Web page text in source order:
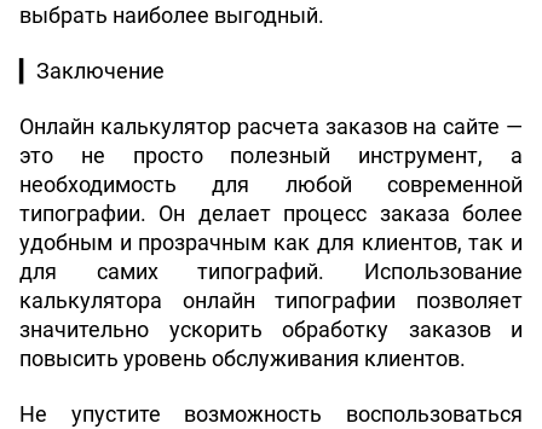
выбрать наиболее выгодный.
Заключение
Онлайн калькулятор расчета заказов на сайте —
это не просто полезный инструмент, а
необходимость для любой современной
типографии. Он делает процесс заказа более
удобным и прозрачным как для клиентов, так и
для самих типографий. Использование
калькулятора онлайн типографии позволяет
значительно ускорить обработку заказов и
повысить уровень обслуживания клиентов.
Не упустите возможность воспользоваться